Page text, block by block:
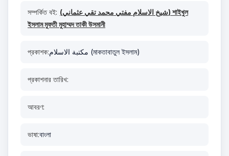
সম্পর্কিত বই: (شيخ الاسلام مفتي محمد تقي عثماني) শাইখুল
ইসলাম মুফতী মুহাম্মদ তাকী উসমানী
প্রকাশক: مكتبة الاسلام (মাকতাবাতুল ইসলাম)
প্রকাশনার তারিখ:
আবরণ:
ভাষা:বাংলা